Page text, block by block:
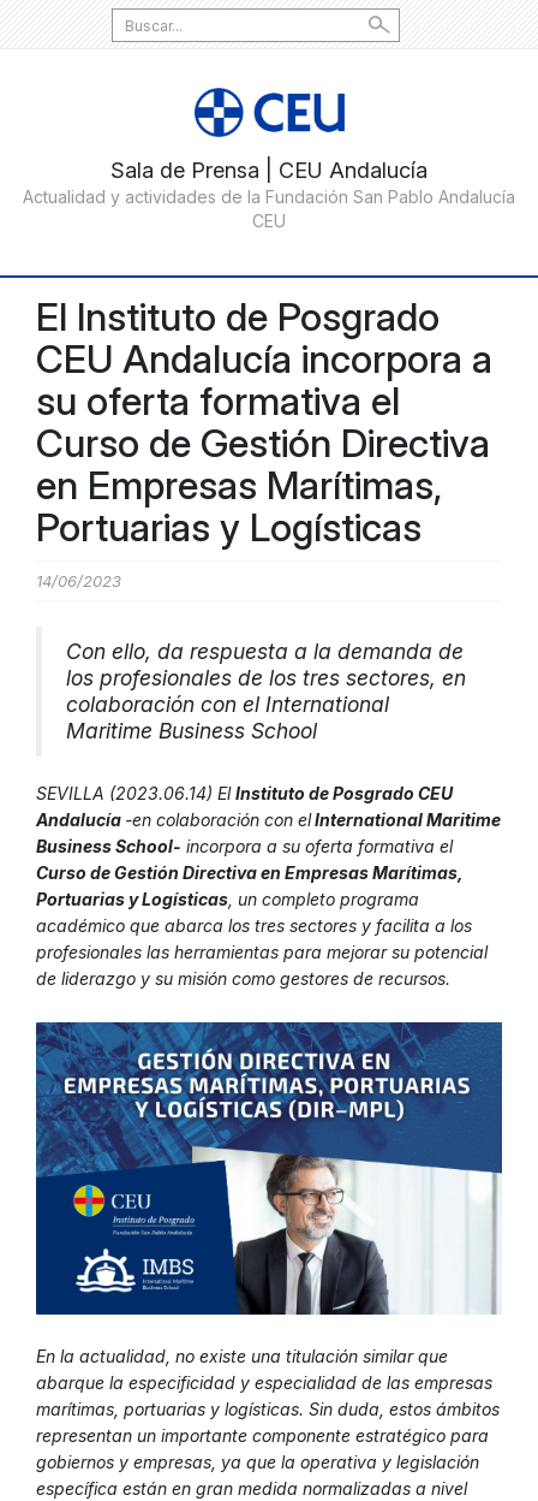
Search
for:
El Instituto de Posgrado
CEU Andalucía incorpora a
su oferta formativa el
Curso de Gestión Directiva
en Empresas Marítimas,
Portuarias y Logísticas
14/06/2023
Con ello, da respuesta a la demanda de
los profesionales de los tres sectores, en
colaboración con el International
Maritime Business School
SEVILLA (2023.06.14) ElInstituto de Posgrado CEU
Andalucía -en colaboración con elInternational Maritime
Business School- incorpora a su oferta formativa el
Curso de Gestión Directiva en Empresas Marítimas,
Portuarias y Logísticas , un completo programa
académico que abarca los tres sectores y facilita a los
profesionales las herramientas para mejorar su potencial
de liderazgo y su misión como gestores de recursos.
En la actualidad, no existe una titulación similar que
abarque la especificidad y especialidad de las empresas
marítimas, portuarias y logísticas. Sin duda, estos ámbitos
representan un importante componente estratégico para
gobiernos y empresas, ya que la operativa y legislación
específica están en gran medida normalizadas a nivel